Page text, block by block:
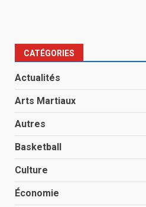
CATÉGORIES
Actualités
Arts Martiaux
Autres
Basketball
Culture
Économie